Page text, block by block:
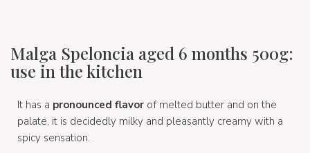
Malga Speloncia aged 6 months 500g:
use in the kitchen
It has a pronounced flavor of melted butter and on the
palate, it is decidedly milky and pleasantly creamy with a
spicy sensation.